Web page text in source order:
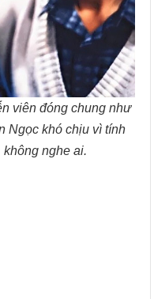
viên đóng chung như
Ngọc khó chịu vì tính
nghe ai.